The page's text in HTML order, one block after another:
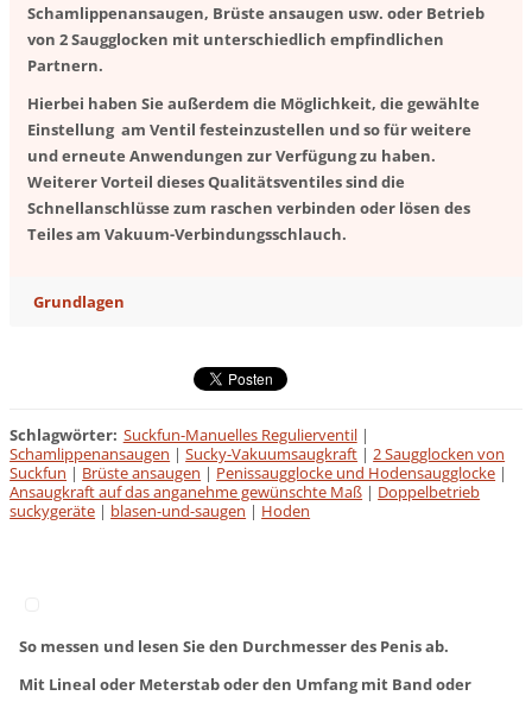
Schamlippenansaugen, Brüste ansaugen usw. oder Betrieb
von 2 Saugglocken mit unterschiedlich empfindlichen
Partnern.
Hierbei haben Sie außerdem die Möglichkeit, die gewählte
Einstellung am Ventil festeinzustellen und so für weitere
und erneute Anwendungen zur Verfügung zu haben.
Weiterer Vorteil dieses Qualitätsventiles sind die
Schnellanschlüsse zum raschen verbinden oder lösen des
Teiles am Vakuum-Verbindungsschlauch.
Grundlagen
Schlagwörter: Suckfun-Manuelles Regulierventil |
Schamlippenansaugen | Sucky-Vakuumsaugkraft | 2 Saugglocken von
Suckfun | Brüste ansaugen | Penissaugglocke und Hodensaugglocke |
Ansaugkraft auf das anganehme gewünschte Maß | Doppelbetrieb
suckygeräte | blasen-und-saugen | Hoden
So messen und lesen Sie den Durchmesser des Penis ab.
Mit Lineal oder Meterstab oder den Umfang mit Band oder